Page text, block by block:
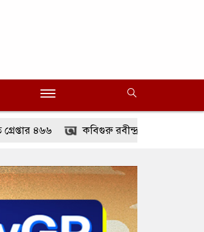
কবিগুরু রবীন্দ্রনাথ ঠাকুরের প্রয়াণ দিবস আজ